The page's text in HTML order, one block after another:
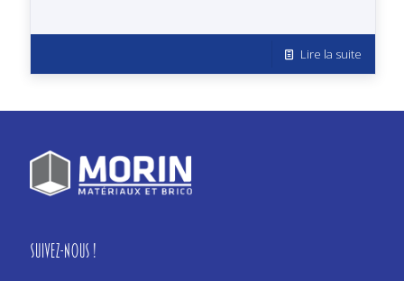
Lire la suite
Suivez-nous !